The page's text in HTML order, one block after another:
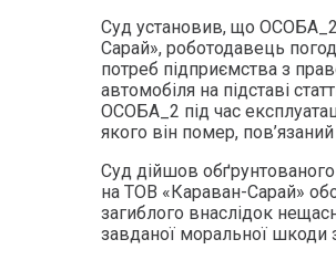
Суд установив, що
Сарай», роботодавець
потреб підприємства з
автомобіля на підставі
ОСОБА_2 під час
якого він помер,
Суд дійшов
на ТОВ «Караван-Сарай»
загиблого внаслідок
завданої моральної шкоди